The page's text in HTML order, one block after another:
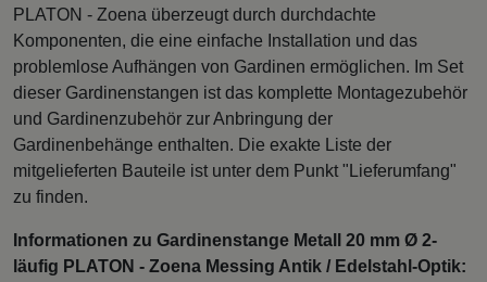
PLATON - Zoena überzeugt durch durchdachte
Komponenten, die eine einfache Installation und das
problemlose Aufhängen von Gardinen ermöglichen. Im Set
dieser Gardinenstangen ist das komplette Montagezubehör
und Gardinenzubehör zur Anbringung der
Gardinenbehänge enthalten. Die exakte Liste der
mitgelieferten Bauteile ist unter dem Punkt "Lieferumfang"
zu finden.
Informationen zu Gardinenstange Metall 20 mm Ø 2-
läufig PLATON - Zoena Messing Antik / Edelstahl-Optik: